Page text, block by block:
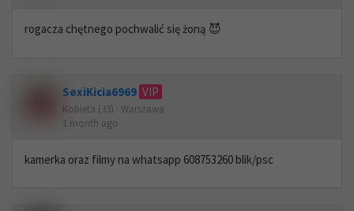
rogacza chętnego pochwalić się żoną 😈
SexiKicia6969 VIP
Kobieta (33) · Warszawa
1 month ago
kamerka oraz filmy na whatsapp 608753260 blik/psc